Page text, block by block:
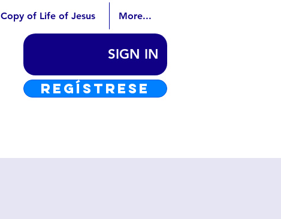
Copy of Life of Jesus More...
SIGN IN
REGÍSTRESE